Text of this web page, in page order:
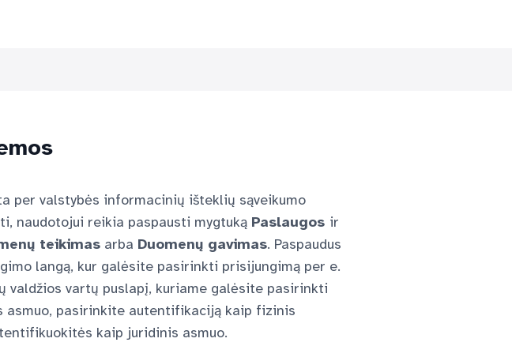
per valstybės informacinių išteklių sąveikumo
naudotojui reikia paspausti mygtuką Paslaugos ir
teikimasarba Duomenų gavimas. Paspaudus
langą, kur galėsite pasirinkti prisijungimą per e.
valdžios vartų puslapį, kuriame galėsite pasirinkti
pasirinkite autentifikaciją kaip fizinis
kaip juridinis asmuo.